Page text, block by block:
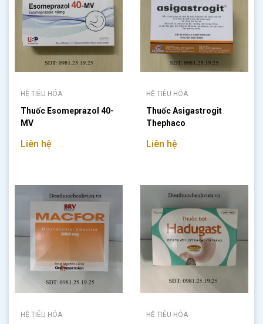
HỆ TIÊU HÓA
Thuốc Esomeprazol 40-
MV
Liên hệ
HỆ TIÊU HÓA
Thuốc Asigastrogit
Thephaco
Liên hệ
HỆ TIÊU HÓA HỆ TIÊU HÓA